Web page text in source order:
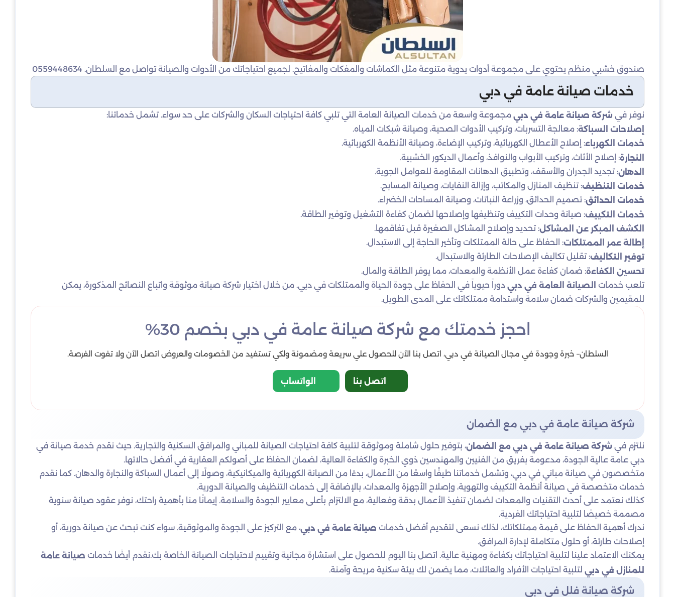
صندوق خشبي منظم يحتوي على مجموعة أدوات يدوية متنوعة مثل الكماشات والمفكات والمفاتيح. لجميع احتياجاتك من الأدوات والصيانة تواصل مع السلطان. 0559448634
خدمات صيانة عامة في دبي
نوفر في شركة صيانة عامة في دبي مجموعة واسعة من خدمات الصيانة العامة التي تلبي كافة احتياجات السكان والشركات على حد سواء. تشمل خدماتنا:
إصلاحات السباكة: معالجة التسربات، وتركيب الأدوات الصحية، وصيانة شبكات المياه.
خدمات الكهرباء: إصلاح الأعطال الكهربائية، وتركيب الإضاءة، وصيانة الأنظمة الكهربائية.
النجارة: إصلاح الأثاث، وتركيب الأبواب والنوافذ، وأعمال الديكور الخشبية.
الدهان: تجديد الجدران والأسقف، وتطبيق الدهانات المقاومة للعوامل الجوية.
خدمات التنظيف: تنظيف المنازل والمكاتب، وإزالة النفايات، وصيانة المسابح.
خدمات الحدائق: تصميم الحدائق، وزراعة النباتات، وصيانة المساحات الخضراء.
خدمات التكييف: صيانة وحدات التكييف وتنظيفها وإصلاحها لضمان كفاءة التشغيل وتوفير الطاقة.
الكشف المبكر عن المشاكل: تحديد وإصلاح المشاكل الصغيرة قبل تفاقمها.
إطالة عمر الممتلكات: الحفاظ على حالة الممتلكات وتأخير الحاجة إلى الاستبدال.
توفير التكاليف: تقليل تكاليف الإصلاحات الطارئة والاستبدال.
تحسين الكفاءة: ضمان كفاءة عمل الأنظمة والمعدات، مما يوفر الطاقة والمال.
تلعب خدمات الصيانة العامة في دبي دوراً حيوياً في الحفاظ على جودة الحياة والممتلكات في دبي. من خلال اختيار شركة صيانة موثوقة واتباع النصائح المذكورة، يمكن
للمقيمين والشركات ضمان سلامة واستدامة ممتلكاتك على المدى الطويل.
احجز خدمتك مع شركة صيانة عامة في دبي بخصم 30%
السلطان– خبرة وجودة في مجال الصيانة في دبي، اتصل بنا الآن للحصول علي سريعة ومضمونة ولكي تستفيد من الخصومات والعروض اتصل الآن ولا تفوت الفرصة.
اتصل بنا الواتساب
شركة صيانة عامة في دبي مع الضمان
نلتزم في شركة صيانة عامة في دبي مع الضمان، بتوفير حلول شاملة وموثوقة لتلبية كافة احتياجات الصيانة للمباني والمرافق السكنية والتجارية. حيث نقدم خدمة صيانة في
دبي عامة عالية الجودة، مدعومة بفريق من الفنيين والمهندسين ذوي الخبرة والكفاءة العالية، لضمان الحفاظ على أصولكم العقارية في أفضل حالاتها.
متخصصون في صيانة مباني في دبي، وتشمل خدماتنا طيفًا واسعًا من الأعمال، بدءًا من الصيانة الكهربائية والميكانيكية، وصولًا إلى أعمال السباكة والنجارة والدهان. كما نقدم
خدمات متخصصة في صيانة أنظمة التكييف والتهوية، وإصلاح الأجهزة والمعدات، بالإضافة إلى خدمات التنظيف والصيانة الدورية.
كذلك نعتمد على أحدث التقنيات والمعدات لضمان تنفيذ الأعمال بدقة وفعالية، مع الالتزام بأعلى معايير الجودة والسلامة. إيمانًا منا بأهمية راحتك، نوفر عقود صيانة سنوية
مصممة خصيصًا لتلبية احتياجاتك الفردية.
ندرك أهمية الحفاظ على قيمة ممتلكاتك، لذلك نسعى لتقديم أفضل خدمات صيانة عامة في دبي، مع التركيز على الجودة والموثوقية. سواء كنت تبحث عن صيانة دورية، أو
إصلاحات طارئة، أو حلول متكاملة لإدارة المرافق.
يمكنك الاعتماد علينا لتلبية احتياجاتك بكفاءة ومهنية عالية. اتصل بنا اليوم للحصول على استشارة مجانية وتقييم لاحتياجات الصيانة الخاصة بك.نقدم أيضًا خدمات صيانة عامة
للمنازل في دبي لتلبية احتياجات الأفراد والعائلات، مما يضمن لك بيئة سكنية مريحة وآمنة.
شركة صيانة فلل في دبي